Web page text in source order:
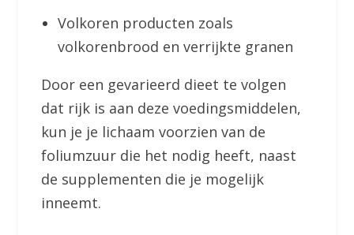
Volkoren producten zoals
volkorenbrood en verrijkte granen
Door een gevarieerd dieet te volgen
dat rijk is aan deze voedingsmiddelen,
kun je je lichaam voorzien van de
foliumzuur die het nodig heeft, naast
de supplementen die je mogelijk
inneemt.